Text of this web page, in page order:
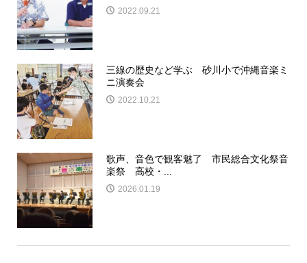
2022.09.21
三線の歴史など学ぶ 砂川小で沖縄音楽ミ
ニ演奏会
2022.10.21
歌声、音色で観客魅了 市民総合文化祭音
楽祭 高校・...
2026.01.19